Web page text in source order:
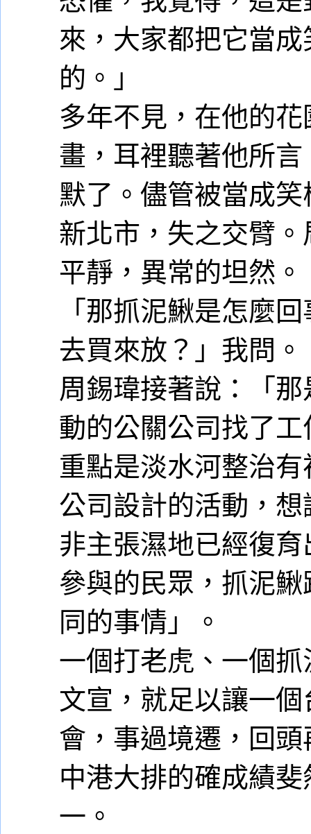
來，大家都把它當
的。」
多年不見，在他的
畫，耳裡聽著他所
默了。儘管被當成
新北市，失之交臂
平靜，異常的坦然。
「那抓泥鰍是怎麼
去買來放？」我問。
周錫瑋接著說：「
動的公關公司找了
重點是淡水河整治
公司設計的活動，
非主張濕地已經復
參與的民眾，抓泥
同的事情」。
一個打老虎、一個
文宣，就足以讓一
會，事過境遷，回
中港大排的確成績
一。